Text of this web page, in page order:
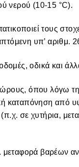
νερού (10-15 °C).
τους
υπ’ αριθμ.
οδικά και
όπου λόγω
καταπόνηση από
σε χυτήρια,
μεταφορά βαρέων